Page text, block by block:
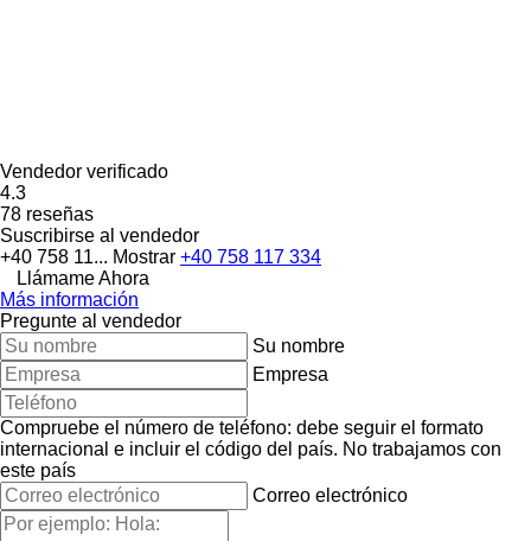
Vendedor verificado
4.3
78 reseñas
Suscribirse al vendedor
+40 758 11... Mostrar +40 758 117 334
Llámame Ahora
Más información
Pregunte al vendedor
Su nombre
Empresa
Compruebe el número de teléfono: debe seguir el formato
internacional e incluir el código del país. No trabajamos con
este país
Correo electrónico